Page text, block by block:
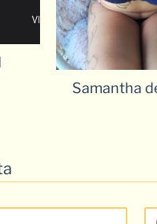
Samantha